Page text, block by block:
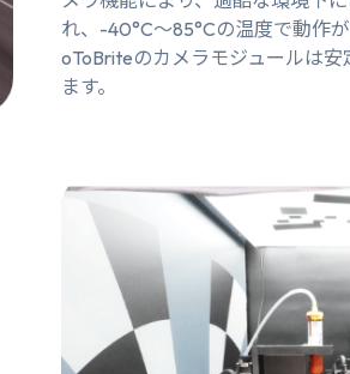
れ、-40°C～85°Cの温度で動作
oToBriteのカメラモジュールは
ます。